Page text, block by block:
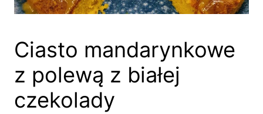
Ciasto mandarynkowe
z polewą z białej
czekolady